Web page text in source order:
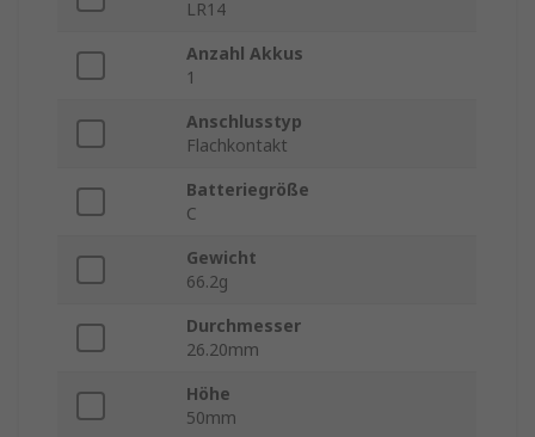
LR14
Anzahl Akkus
1
Anschlusstyp
Flachkontakt
Batteriegröße
C
Gewicht
66.2g
Durchmesser
26.20mm
Höhe
50mm